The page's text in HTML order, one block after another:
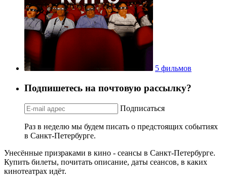
5 фильмов
Подпишетесь на почтовую рассылку?
Подписаться
Раз в неделю мы будем писать о предстоящих событиях
в Санкт-Петербурге.
Унесённые призраками в кино - сеансы в Санкт-Петербурге.
Купить билеты, почитать описание, даты сеансов, в каких
кинотеатрах идёт.